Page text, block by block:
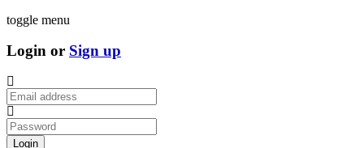
toggle menu
Login or Sign up
Login